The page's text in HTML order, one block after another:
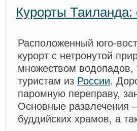
Курорты Таиланда:
Расположенный юго-
курорт с нетронутой
множеством водопадов,
туристам из России.
паромную переправу,
Основные развлечения
буддийских храмов, а